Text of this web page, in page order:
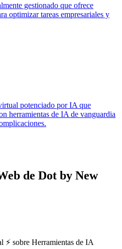
gestionado que ofrece
optimizar tareas empresariales y
potenciado por IA que
herramientas de IA de vanguardia
de Dot by New
⚡️ sobre Herramientas de IA